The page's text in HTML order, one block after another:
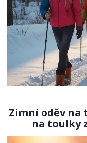
Zimní oděv
na toulky